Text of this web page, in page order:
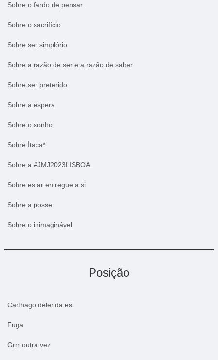
Sobre o fardo de pensar
Sobre o sacrifício
Sobre ser simplório
Sobre a razão de ser e a razão de saber
Sobre ser preterido
Sobre a espera
Sobre o sonho
Sobre Ítaca*
Sobre a #JMJ2023LISBOA
Sobre estar entregue a si
Sobre a posse
Sobre o inimaginável
Posição
Carthago delenda est
Fuga
Grrr outra vez